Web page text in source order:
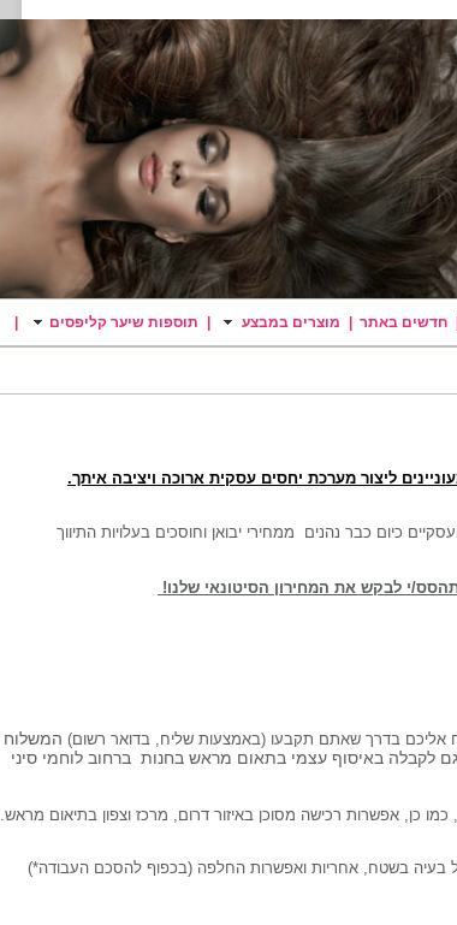
חדשים באתר מוצרים במבצע תוספות שיער קליפסים
ליצור מערכת יחסים עסקית ארוכה ויציבה איתך.
כיום כבר נהנים ממחירי יבואן וחוסכים בעלויות התיווך
י לבקש את המחירון הסיטונאי שלנו!
אליכם בדרך שאתם תקבעו (באמצעות שליח, בדואר רשום) המשלוח
באיסוף עצמי בתאום מראש בחנות ברחוב לוחמי סיני
כן, אפשרות רכישה מסוכן באיזור דרום, מרכז וצפון בתיאום מראש.
בעיה בשטח, אחריות ואפשרות החלפה (בכפוף להסכם העבודה*)